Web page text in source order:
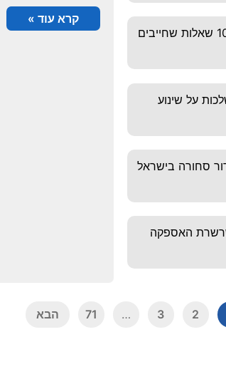
מדריך לבחירת חברת שילוח ועמיל מכס: 10 שאלות שחייבים
על שינוע
ושחרור סחורה בישראל
האספקה
קרא עוד »
2
3
…
71 הבא